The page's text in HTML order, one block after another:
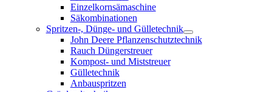
Einzelkornsämaschine
Säkombinationen
Spritzen-, Dünge- und Gülletechnik
John Deere Pflanzenschutztechnik
Rauch Düngerstreuer
Kompost- und Miststreuer
Gülletechnik
Anbauspritzen